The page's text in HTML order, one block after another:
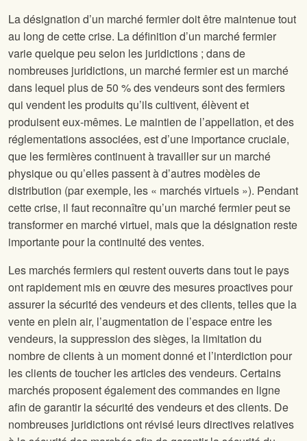
La désignation d’un marché fermier doit être maintenue tout
au long de cette crise. La définition d’un marché fermier
varie quelque peu selon les juridictions ; dans de
nombreuses juridictions, un marché fermier est un marché
dans lequel plus de 50 % des vendeurs sont des fermiers
qui vendent les produits qu’ils cultivent, élèvent et
produisent eux-mêmes. Le maintien de l’appellation, et des
réglementations associées, est d’une importance cruciale,
que les fermières continuent à travailler sur un marché
physique ou qu’elles passent à d’autres modèles de
distribution (par exemple, les « marchés virtuels »). Pendant
cette crise, il faut reconnaître qu’un marché fermier peut se
transformer en marché virtuel, mais que la désignation reste
importante pour la continuité des ventes.
Les marchés fermiers qui restent ouverts dans tout le pays
ont rapidement mis en œuvre des mesures proactives pour
assurer la sécurité des vendeurs et des clients, telles que la
vente en plein air, l’augmentation de l’espace entre les
vendeurs, la suppression des sièges, la limitation du
nombre de clients à un moment donné et l’interdiction pour
les clients de toucher les articles des vendeurs. Certains
marchés proposent également des commandes en ligne
afin de garantir la sécurité des vendeurs et des clients. De
nombreuses juridictions ont révisé leurs directives relatives